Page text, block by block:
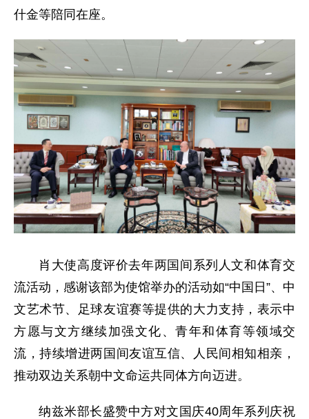
什金等陪同在座。
肖大使高度评价去年两国间系列人文和体育交
流活动，感谢该部为使馆举办的活动如“中国日”、中
文艺术节、足球友谊赛等提供的大力支持，表示中
方愿与文方继续加强文化、青年和体育等领域交
流，持续增进两国间友谊互信、人民间相知相亲，
推动双边关系朝中文命运共同体方向迈进。
纳兹米部长盛赞中方对文国庆40周年系列庆祝